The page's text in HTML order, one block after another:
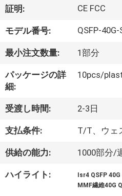
ト
私
達
に
つ
い
て
証明: CE FCC
モデル番号: QSFP-40G-
最小注文数量: 1部分
パッケージの詳
細:
10pcs/
受渡し時間: 2-3日
支払条件: T/T、ウェ
供給の能力: 1000部分/
ハイライト: Isr4 QSFP 40G
MMF繊維40G